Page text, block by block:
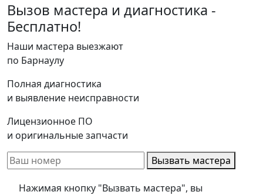
Вызов мастера и диагностика -
Бесплатно!
Наши мастера выезжают
по Барнаулу
Полная диагностика
и выявление неисправности
Лицензионное ПО
и оригинальные запчасти
Вызвать мастера
Нажимая кнопку "Вызвать мастера", вы